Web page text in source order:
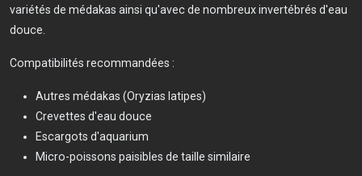
variétés de médakas ainsi qu'avec de nombreux invertébrés d'eau
douce.
Compatibilités recommandées :
Autres médakas (Oryzias latipes)
Crevettes d'eau douce
Escargots d'aquarium
Micro-poissons paisibles de taille similaire